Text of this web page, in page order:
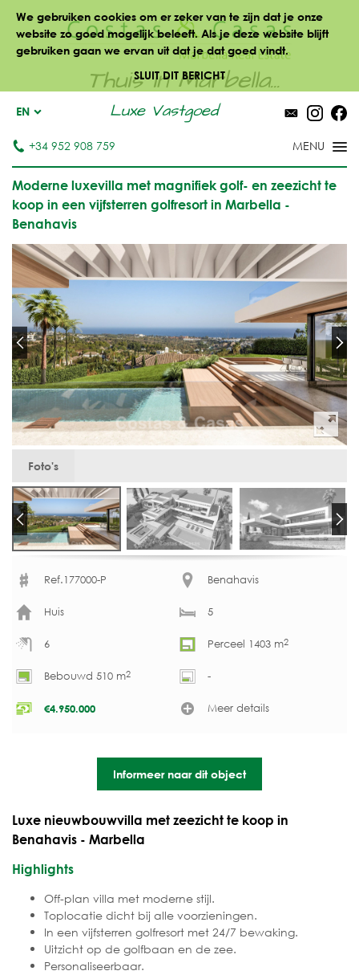
We gebruiken cookies om er zeker van te zijn dat je onze
website zo goed mogelijk beleeft. Als je deze website blijft
gebruiken gaan we ervan uit dat je dat goed vindt.
SLUIT DIT BERICHT
Thuis in Marbella...
Luxe Vastgoed
EN
+34 952 908 759
Moderne luxevilla met magnifiek golf- en zeezicht te
koop in een vijfsterren golfresort in Marbella -
Benahavis
Foto's
Ref.177000-P Benahavis
Huis 5
6 Perceel 1403 m2
Bebouwd 510 m2 -
€4.950.000 Meer details
Informeer naar dit object
Luxe nieuwbouwvilla met zeezicht te koop in
Benahavis - Marbella
Highlights
Off-plan villa met moderne stijl.
Toplocatie dicht bij alle voorzieningen.
In een vijfsterren golfresort met 24/7 bewaking.
Uitzicht op de golfbaan en de zee.
Personaliseerbaar.